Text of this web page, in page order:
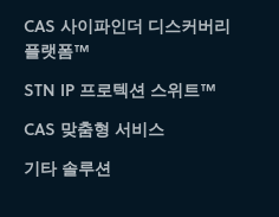
CAS 사이파인더 디스커버리
플랫폼™
STN IP 프로텍션 스위트™
CAS 맞춤형 서비스
기타 솔루션